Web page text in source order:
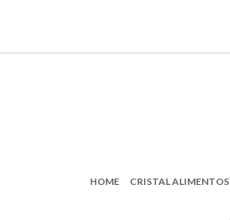
HOME CRISTAL ALIMENTOS